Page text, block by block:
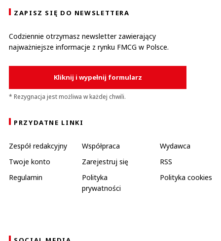
ZAPISZ SIĘ DO NEWSLETTERA
Codziennie otrzymasz newsletter zawierający
najważniejsze informacje z rynku FMCG w Polsce.
Kliknij i wypełnij formularz
* Rezygnacja jest możliwa w każdej chwili.
PRZYDATNE LINKI
Zespół redakcyjny Współpraca
Wydawca
Twoje konto
Zarejestruj się
RSS
Regulamin
Polityka
prywatności
Polityka cookies